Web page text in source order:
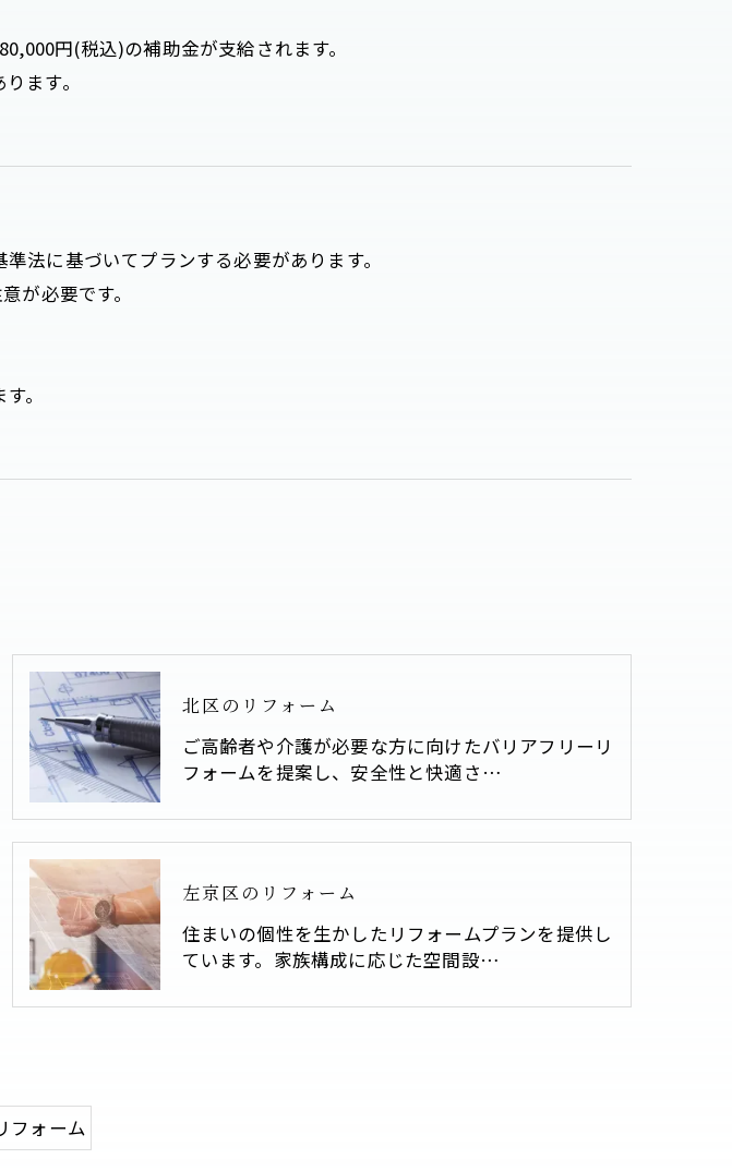
円(税込)の補助金が支給されます。
ます。
法に基づいてプランする必要があります。
が必要です。
。
北区のリフォーム
ご高齢者や介護が必要な方に向けたバリアフリーリ
フォームを提案し、安全性と快適さ…
左京区のリフォーム
住まいの個性を生かしたリフォームプランを提供し
ています。家族構成に応じた空間設…
フォーム